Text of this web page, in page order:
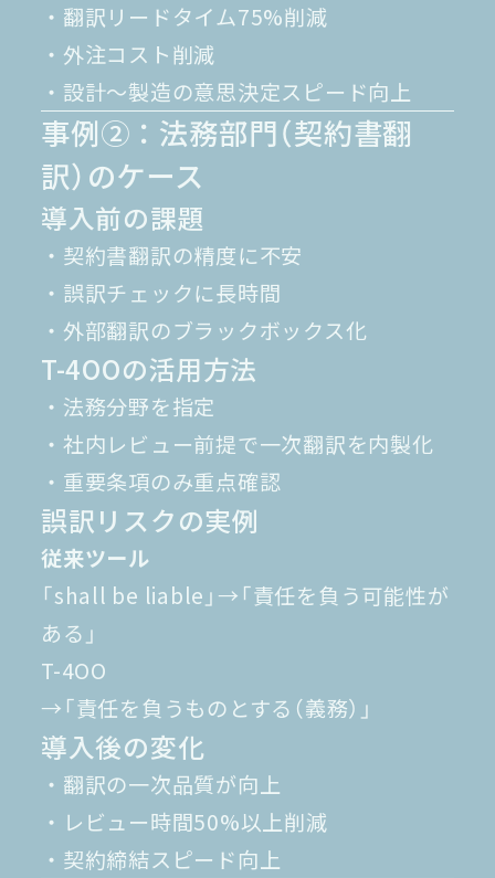
・翻訳リードタイム75%削減
・外注コスト削減
・設計〜製造の意思決定スピード向上
事例②：法務部門（契約書翻
訳）のケース
導入前の課題
・契約書翻訳の精度に不安
・誤訳チェックに長時間
・外部翻訳のブラックボックス化
T-4OOの活用方法
・法務分野を指定
・社内レビュー前提で一次翻訳を内製化
・重要条項のみ重点確認
誤訳リスクの実例
従来ツール
「shall be liable」→「責任を負う可能性が
ある」
T-4OO
→「責任を負うものとする（義務）」
導入後の変化
・翻訳の一次品質が向上
・レビュー時間50%以上削減
・契約締結スピード向上